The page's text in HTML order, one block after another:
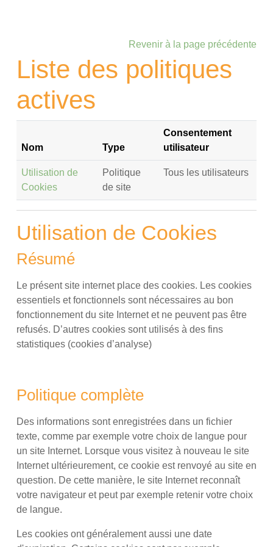
Revenir à la page précédente
Liste des politiques
actives
Nom Type
Consentement
utilisateur
Utilisation de
Cookies
Politique
de site
Tous les utilisateurs
Utilisation de Cookies
Résumé
Le présent site internet place des cookies. Les cookies
essentiels et fonctionnels sont nécessaires au bon
fonctionnement du site Internet et ne peuvent pas être
refusés. D’autres cookies sont utilisés à des fins
statistiques (cookies d’analyse)
Politique complète
Des informations sont enregistrées dans un fichier
texte, comme par exemple votre choix de langue pour
un site Internet. Lorsque vous visitez à nouveau le site
Internet ultérieurement, ce cookie est renvoyé au site en
question. De cette manière, le site Internet reconnaît
votre navigateur et peut par exemple retenir votre choix
de langue.
Les cookies ont généralement aussi une date